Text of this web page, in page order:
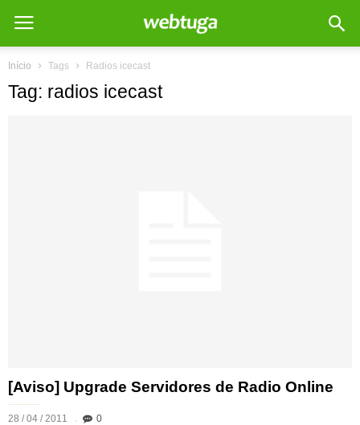
Início Tags Radios icecast
Tag: radios icecast
[Aviso] Upgrade Servidores de Radio Online
28 / 04 / 2011 0